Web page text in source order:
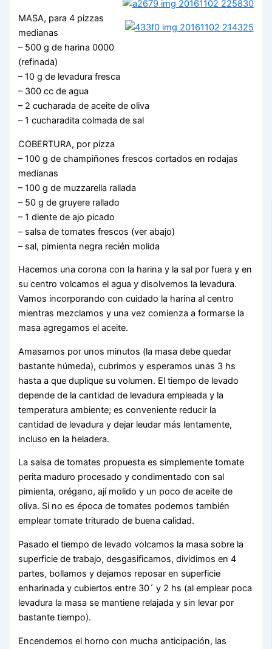
MASA, para 4 pizzas
medianas
– 500 g de harina 0000
(refinada)
– 10 g de levadura fresca
– 300 cc de agua
– 2 cucharada de aceite de oliva
– 1 cucharadita colmada de sal
COBERTURA, por pizza
– 100 g de champiñones frescos cortados en rodajas
medianas
– 100 g de muzzarella rallada
– 50 g de gruyere rallado
– 1 diente de ajo picado
– salsa de tomates frescos (ver abajo)
– sal, pimienta negra recién molida
Hacemos una corona con la harina y la sal por fuera y en
su centro volcamos el agua y disolvemos la levadura.
Vamos incorporando con cuidado la harina al centro
mientras mezclamos y una vez comienza a formarse la
masa agregamos el aceite.
Amasamos por unos minutos (la masa debe quedar
bastante húmeda), cubrimos y esperamos unas 3 hs
hasta a que duplique su volumen. El tiempo de levado
depende de la cantidad de levadura empleada y la
temperatura ambiente; es conveniente reducir la
cantidad de levadura y dejar leudar más lentamente,
incluso en la heladera.
La salsa de tomates propuesta es simplemente tomate
perita maduro procesado y condimentado con sal
pimienta, orégano, ají molido y un poco de aceite de
oliva. Si no es época de tomates podemos también
emplear tomate triturado de buena calidad.
Pasado el tiempo de levado volcamos la masa sobre la
superficie de trabajo, desgasificamos, dividimos en 4
partes, bollamos y dejamos reposar en superficie
enharinada y cubiertos entre 30´ y 2 hs (al emplear poca
levadura la masa se mantiene relajada y sin levar por
bastante tiempo).
Encendemos el horno con mucha anticipación, las